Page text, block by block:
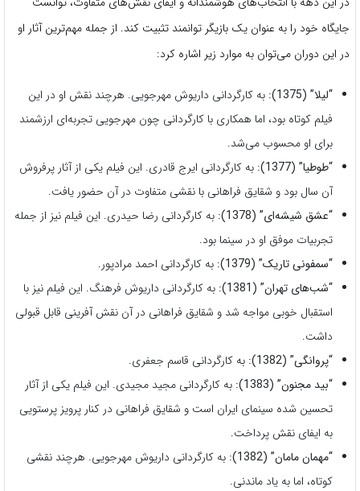
جایگاه خود را به عنوان یک بازیگر توانمند تثبیت کند. از جمله مهم‌ترین آثار او
در این دوران می‌توان به موارد زیر اشاره کرد:
“لیلا” (1375):
به کارگردانی داریوش مهرجویی. هرچند نقش او در این
فیلم کوتاه بود، اما همکاری با کارگردانی چون مهرجویی تجربه‌ای ارزشمند
برای او محسوب می‌شد.
“طوطیا” (1377):
به کارگردانی ایرج قادری. این فیلم یکی از آثار پرفروش
آن سال بود و شقایق فراهانی با نقشی متفاوت در آن حضور یافت.
“عشق شیشه‌ای” (1378):
به کارگردانی رضا حیدری. این فیلم نیز از جمله
تجربیات موفق او در سینما بود.
“سمفونی تاریک” (1379):
به کارگردانی احمد مرادپور.
“شب‌های تهران” (1381):
به کارگردانی داریوش فرهنگ. این فیلم نیز با
استقبال خوبی مواجه شد و شقایق فراهانی در آن نقش آفرینی قابل قبولی
داشت.
“پروانگی” (1382):
به کارگردانی قاسم جعفری.
“بید مجنون” (1383):
به کارگردانی مجید مجیدی. این فیلم یکی از آثار
تحسین شده سینمای ایران است و شقایق فراهانی در کنار پرویز پرستویی
به ایفای نقش پرداخت.
“مهمان مامان” (1382):
به کارگردانی داریوش مهرجویی. هرچند نقشی
کوتاه، اما به یاد ماندنی.